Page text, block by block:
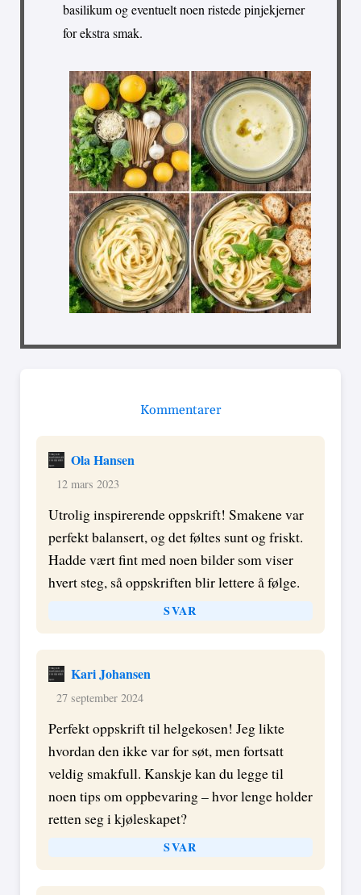
basilikum og eventuelt noen ristede pinjekjerner
for ekstra smak.
Kommentarer
Ola Hansen
12 mars 2023
Utrolig inspirerende oppskrift! Smakene var
perfekt balansert, og det føltes sunt og friskt.
Hadde vært fint med noen bilder som viser
hvert steg, så oppskriften blir lettere å følge.
SVAR
Kari Johansen
27 september 2024
Perfekt oppskrift til helgekosen! Jeg likte
hvordan den ikke var for søt, men fortsatt
veldig smakfull. Kanskje kan du legge til
noen tips om oppbevaring – hvor lenge holder
retten seg i kjøleskapet?
SVAR